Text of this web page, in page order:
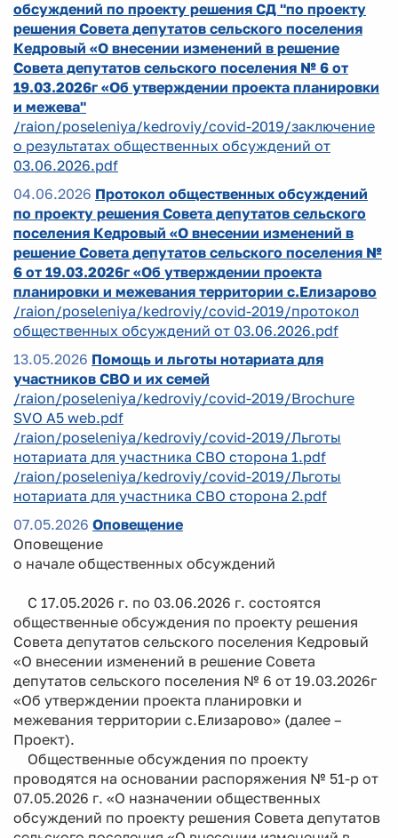
обсуждений по проекту решения СД "по проекту
решения Совета депутатов сельского поселения
Кедровый «О внесении изменений в решение
Совета депутатов сельского поселения № 6 от
19.03.2026г «Об утверждении проекта планировки
и межева"
/raion/poseleniya/kedroviy/covid-2019/заключение
о результатах общественных обсуждений от
03.06.2026.pdf
04.06.2026 Протокол общественных обсуждений
по проекту решения Совета депутатов сельского
поселения Кедровый «О внесении изменений в
решение Совета депутатов сельского поселения №
6 от 19.03.2026г «Об утверждении проекта
планировки и межевания территории с.Елизарово
/raion/poseleniya/kedroviy/covid-2019/протокол
общественных обсуждений от 03.06.2026.pdf
13.05.2026 Помощь и льготы нотариата для
участников СВО и их семей
/raion/poseleniya/kedroviy/covid-2019/Brochure
SVO A5 web.pdf
/raion/poseleniya/kedroviy/covid-2019/Льготы
нотариата для участника СВО сторона 1.pdf
/raion/poseleniya/kedroviy/covid-2019/Льготы
нотариата для участника СВО сторона 2.pdf
07.05.2026 Оповещение
Оповещение
о начале общественных обсуждений
С 17.05.2026 г. по 03.06.2026 г. состоятся
общественные обсуждения по проекту решения
Совета депутатов сельского поселения Кедровый
«О внесении изменений в решение Совета
депутатов сельского поселения № 6 от 19.03.2026г
«Об утверждении проекта планировки и
межевания территории с.Елизарово» (далее –
Проект).
Общественные обсуждения по проекту
проводятся на основании распоряжения № 51-р от
07.05.2026 г. «О назначении общественных
обсуждений по проекту решения Совета депутатов